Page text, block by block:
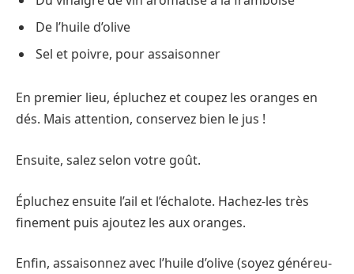
De l’huile d’olive
Sel et poivre, pour assaisonner
En premier lieu, épluchez et coupez les oranges en
dés. Mais attention, conservez bien le jus !
Ensuite, salez selon votre goût.
Épluchez ensuite l’ail et l’échalote. Hachez-les très
finement puis ajoutez les aux oranges.
Enfin, assaisonnez avec l’huile d’olive (soyez généreu-